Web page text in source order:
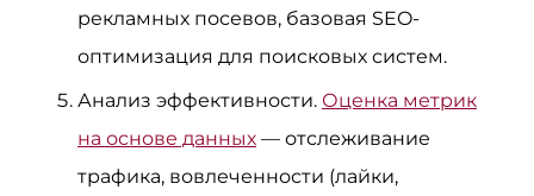
рекламных посевов, базовая SEO-
оптимизация для поисковых систем.
Анализ эффективности. Оценка метрик
на основе данных — отслеживание
трафика, вовлеченности (лайки,